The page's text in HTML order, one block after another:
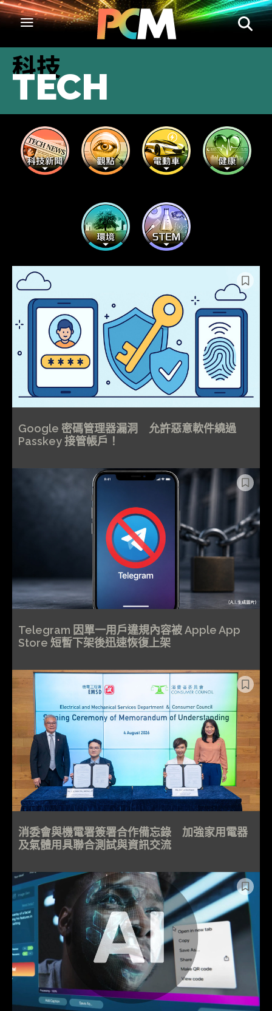
科技
TECH
Google 密碼管理器漏洞 允許惡意軟件繞過
Passkey 接管帳戶！
Telegram 因單一用戶違規內容被 Apple App
Store 短暫下架後迅速恢復上架
消委會與機電署簽署合作備忘錄 加強家用電器
及氣體用具聯合測試與資訊交流